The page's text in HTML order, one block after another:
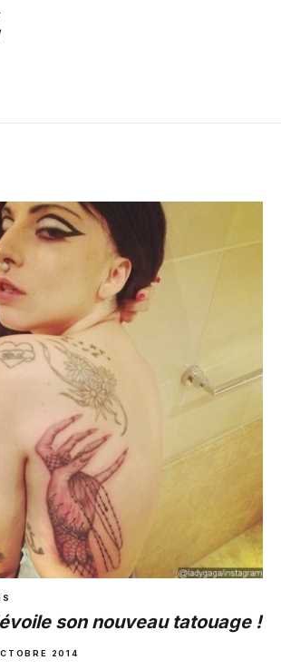
son nouveau tatouage !
2014